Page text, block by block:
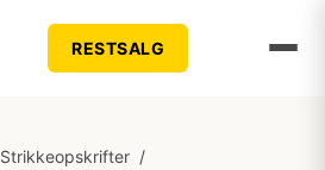
RESTSALG
Strikkeopskrifter /